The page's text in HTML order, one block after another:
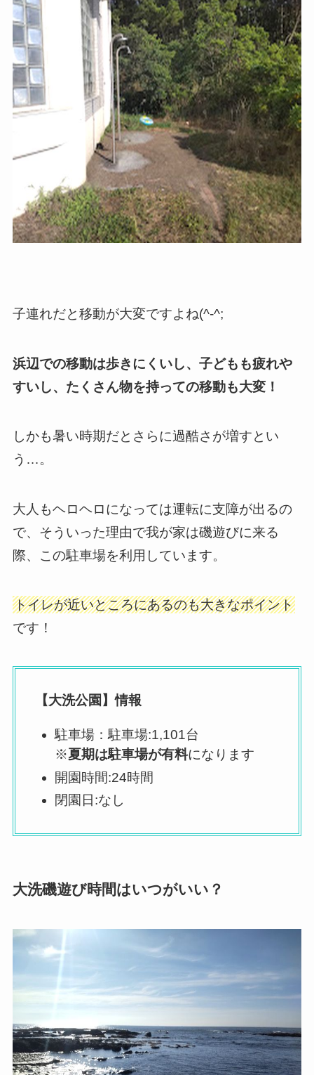
子連れだと移動が大変ですよね(^-^;
浜辺での移動は歩きにくいし、子どもも疲れや
すいし、たくさん物を持っての移動も大変！
しかも暑い時期だとさらに過酷さが増すとい
う…。
大人もヘロヘロになっては運転に支障が出るの
で、そういった理由で我が家は磯遊びに来る
際、この駐車場を利用しています。
トイレが近いところにあるのも大きなポイント
です！
【大洗公園】情報
駐車場：駐車場:1,101台
※夏期は駐車場が有料になります
開園時間:24時間
閉園日:なし
大洗磯遊び時間はいつがいい？